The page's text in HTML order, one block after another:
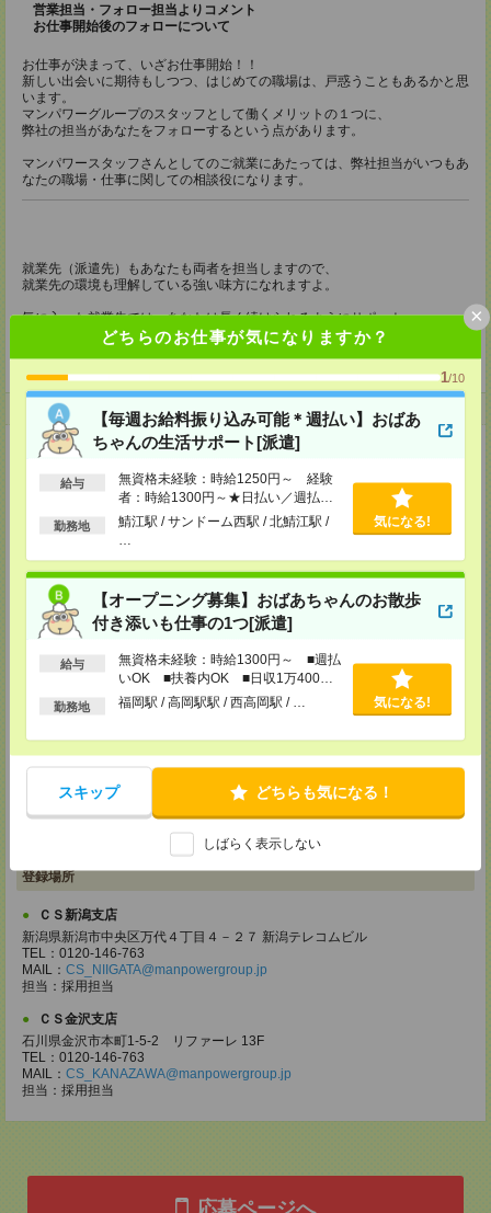
どちらのお仕事が気になりますか？
1/10
【毎週お給料振り込み可能＊週払い】おばあ
ちゃんの生活サポート[派遣]
給与
無資格未経験：時給1250円～ 経験
者：時給1300円～★日払い／週払い
制度あり（月払いも選べます）※稼働
勤務地
鯖江駅 / サンドーム西駅 / 北鯖江駅 /
気になる!
【オープニング募集】おばあちゃんのお散歩
付き添いも仕事の1つ[派遣]
給与
無資格未経験：時給1300円～ ■週払
いOK ■扶養内OK ■日収1万400円
以上
勤務地 福岡駅 / 高岡駅駅 / 西高岡駅 / … 気になる!
スキップ どちらも気になる！
しばらく表示しない
×
営業担当・フォロー担当よりコメント
お仕事開始後のフォローについて
お仕事が決まって、いざお仕事開始！！
新しい出会いに期待もしつつ、はじめての職場は、戸惑うこともあるかと思
います。
マンパワーグループのスタッフとして働くメリットの１つに、
弊社の担当があなたをフォローするという点があります。
マンパワースタッフさんとしてのご就業にあたっては、弊社担当がいつもあ
なたの職場・仕事に関しての相談役になります。
就業先（派遣先）もあなたも両者を担当しますので、
就業先の環境も理解している強い味方になれますよ。
気に入った就業先では、あなたは長く続けられるようにサポート
困ったことがあれば、就業先との間に立って解決に向けて調整をしたり
お電話やメール・対面など あなたに合ったツールでコミュニケーションを
登録について
【電話登録】
★登録に際しての予約・来社は不要です★
(1)WEB応募の場合
こちらからご連絡いたしますのでお待ちください。
ご応募頂いた後、案内メールをお送りしますので
内容をご確認ください。
(2)電話応募の場合
お時間のあるときにお電話にてご応募いただければ
【電話登録】
電話での登録の際に、マイページ作成をいただいた旨をお伝えください。
【電話登録】30分程度
登録場所
ＣＳ新潟支店
新潟県新潟市中央区万代４丁目４－２７ 新潟テレコムビル
TEL：0120-146-763
MAIL： CS_NIIGATA@manpowergroup.jp
担当：採⽤担当
ＣＳ金沢支店
石川県金沢市本町1-5-2 リファーレ 13F
TEL：0120-146-763
MAIL： CS_KANAZAWA@manpowergroup.jp
担当：採用担当
応募ページへ